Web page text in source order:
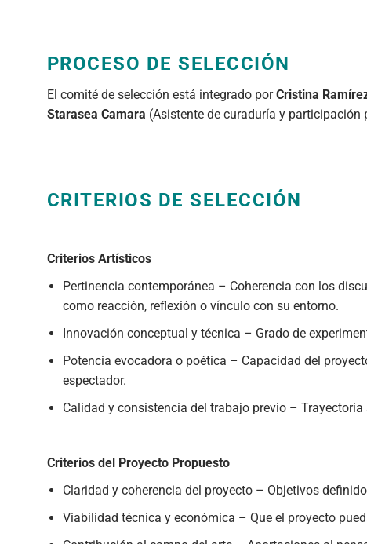
PROCESO DE SELECCIÓN
El comité de selección está integrado porCristina
Starasea Camara (Asistente de curaduría y
CRITERIOS DE SELECCIÓN
Criterios Artísticos
Pertinencia contemporánea – Coherencia con los
como reacción, reflexión o vínculo con su entorno.
Innovación conceptual y técnica – Grado de
Potencia evocadora o poética – Capacidad del
espectador.
Calidad y consistencia del trabajo previo – Trayectoria
Criterios del Proyecto Propuesto
Claridad y coherencia del proyecto – Objetivos
Viabilidad técnica y económica – Que el proyecto